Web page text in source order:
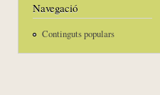
Navegació
Continguts populars